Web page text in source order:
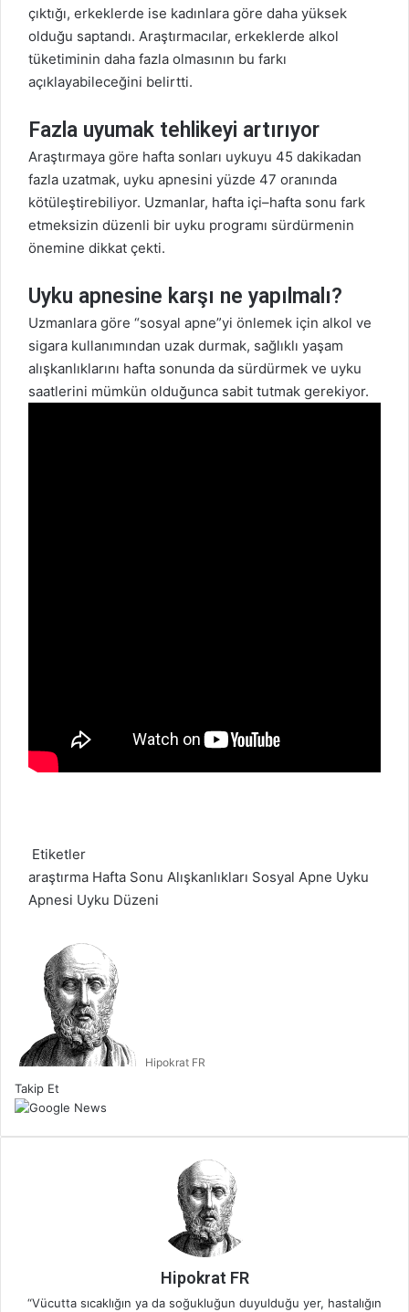
çıktığı, erkeklerde ise kadınlara göre daha yüksek
olduğu saptandı. Araştırmacılar, erkeklerde alkol
tüketiminin daha fazla olmasının bu farkı
açıklayabileceğini belirtti.
Fazla uyumak tehlikeyi artırıyor
Araştırmaya göre hafta sonları uykuyu 45 dakikadan
fazla uzatmak, uyku apnesini yüzde 47 oranında
kötüleştirebiliyor. Uzmanlar, hafta içi–hafta sonu fark
etmeksizin düzenli bir uyku programı sürdürmenin
önemine dikkat çekti.
Uyku apnesine karşı ne yapılmalı?
Uzmanlara göre “sosyal apne”yi önlemek için alkol ve
sigara kullanımından uzak durmak, sağlıklı yaşam
alışkanlıklarını hafta sonunda da sürdürmek ve uyku
saatlerini mümkün olduğunca sabit tutmak gerekiyor.
Etiketler
araştırma Hafta Sonu Alışkanlıkları Sosyal Apne Uyku
Apnesi Uyku Düzeni
Hipokrat FR
g
ö
n
d
e
r
m
e
Takip Et
Hipokrat FR
“Vücutta sıcaklığın ya da soğukluğun duyulduğu yer, hastalığın